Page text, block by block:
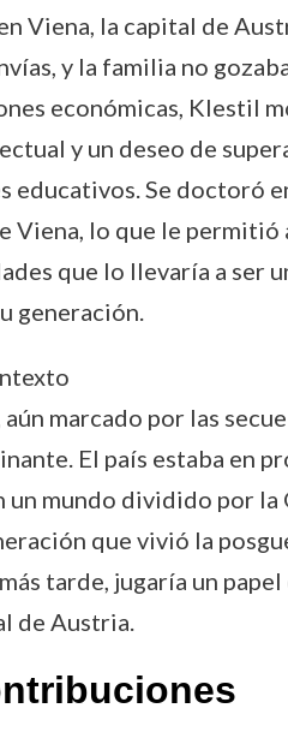
Viena, la capital de
y la familia no
económicas, Klestil
y un deseo de
educativos. Se doctoró
Viena, lo que le permitió
que lo llevaría a ser
generación.
marcado por las
El país estaba en
un mundo dividido por
que vivió la
tarde, jugaría un
de Austria.